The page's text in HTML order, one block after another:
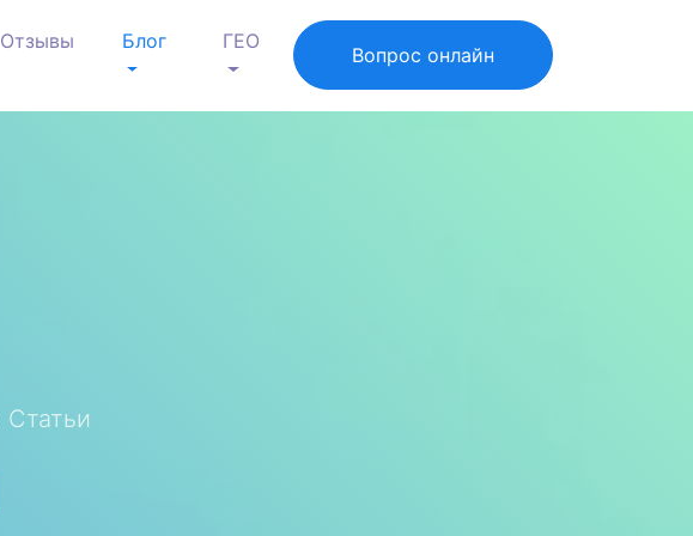
Отзывы Блог ГЕО
Вопрос онлайн
Статьи